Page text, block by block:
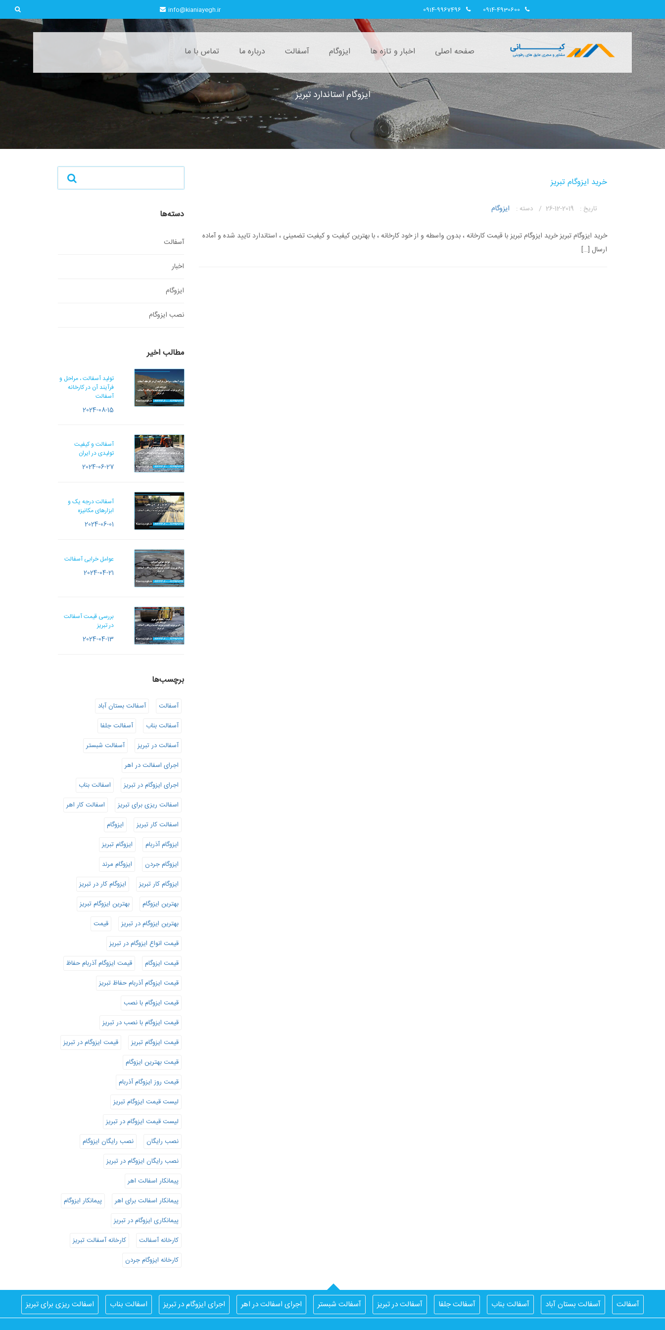
0914-4930600
0914-9967496
info@kianiayegh.ir
صفحه اصلی اخبار و تازه ها ایزوگام آسفالت درباره ما تماس با ما
ایزوگام استاندارد تبریز
خرید ایزوگام تبریز
تاریخ : دسته : ایزوگام
خرید ایزوگام تبریز خرید ایزوگام تبریز با قیمت کارخانه ، بدون واسطه و از خود کارخانه ، با بهترین کیفیت و کیفیت تضمینی ، استاندارد تایید شده و آماده
ارسال […]
دسته‌ها
آسفالت
اخبار
ایزوگام
نصب ایزوگام
مطالب اخیر
تولید آسفالت ، مراحل و
فرآیند آن در کارخانه
آسفالت
2024-08-15
آسفالت و کیفیت
تولیدی در ایران
2024-06-27
آسفالت درجه یک و
ابزارهای مکانیزه
2024-06-01
عوامل خرابی آسفالت
2024-04-21
بررسی قیمت آسفالت
در تبریز
2024-04-13
برچسب‌ها
آسفالت
آسفالت بستان آباد
آسفالت بناب
آسفالت جلفا
آسفالت در تبریز
آسفالت شبستر
اجرای اسفالت در اهر
اجرای ایزوگام در تبریز
اسفالت بناب
اسفالت ریزی برای تبریز
اسفالت کار اهر
اسفالت کار تبریز
ایزوگام
ایزوگام آذربام
ایزوگام تبریز
ایزوگام جردن
ایزوگام مرند
ایزوگام کار تبریز
ایزوگام کار در تبریز
بهترین ایزوگام
بهترین ایزوگام تبریز
بهترین ایزوگام در تبریز
قیمت
قیمت انواع ایزوگام در تبریز
قیمت ایزوگام
قیمت ایزوگام آذربام حفاظ
قیمت ایزوگام آذربام حفاظ تبریز
قیمت ایزوگام با نصب
قیمت ایزوگام با نصب در تبریز
قیمت ایزوگام تبریز
قیمت ایزوگام در تبریز
قیمت بهترین ایزوگام
قیمت روز ایزوگام آذربام
لیست قیمت ایزوگام تبریز
لیست قیمت ایزوگام در تبریز
نصب رایگان
نصب رایگان ایزوگام
نصب رایگان ایزوگام در تبریز
پیمانکار اسفالت اهر
پیمانکار اسفالت برای اهر
پیمانکار ایزوگام
پیمانکاری ایزوگام در تبریز
کارخانه آسفالت
کارخانه آسفالت تبریز
کارخانه ایزوگام جردن
آسفالت آسفالت بستان آباد آسفالت بناب آسفالت جلفا آسفالت در تبریز آسفالت شبستر اجرای اسفالت در اهر اجرای ایزوگام در تبریز اسفالت بناب
اسفالت ریزی برای تبریز